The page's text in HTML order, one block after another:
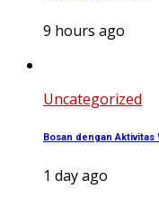
9 hours ago
Uncategorized
Bosan dengan
1 day ago